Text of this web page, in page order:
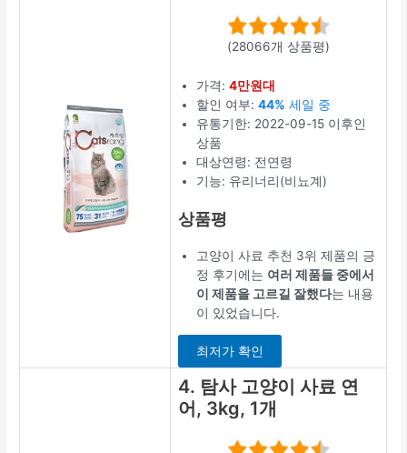
(28066개 상품평)
가격:4만원대
할인 여부:44% 세일 중
유통기한: 2022-09-15 이후인
상품
대상연령: 전연령
기능: 유리너리(비뇨계)
상품평
고양이 사료 추천 3위 제품의 긍
정 후기에는 여러 제품들 중에서
이 제품을 고르길 잘했다는 내용
이 있었습니다.
최저가 확인
4. 탐사 고양이 사료 연
어, 3kg, 1개